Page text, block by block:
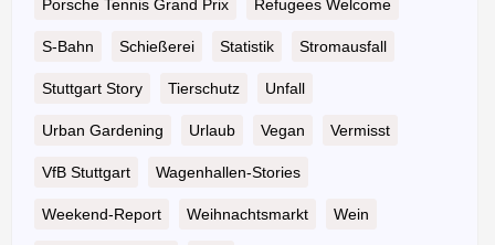
Porsche Tennis Grand Prix Refugees Welcome
S-Bahn Schießerei Statistik Stromausfall
Stuttgart Story Tierschutz Unfall
Urban Gardening Urlaub Vegan Vermisst
VfB Stuttgart Wagenhallen-Stories
Weekend-Report Weihnachtsmarkt Wein